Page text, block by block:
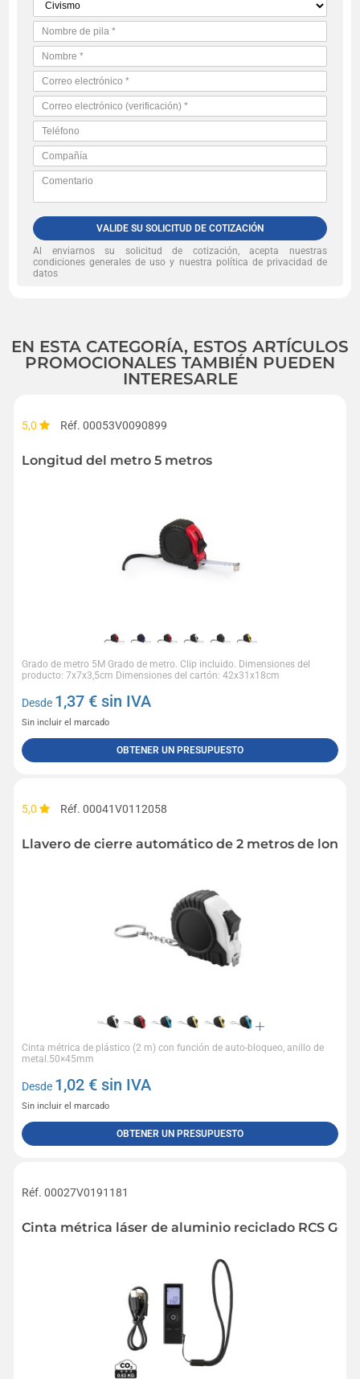
VALIDE SU SOLICITUD DE COTIZACIÓN
Al enviarnos su solicitud de cotización, acepta nuestras
condiciones generales de uso y nuestra política de privacidad de
datos
EN ESTA CATEGORÍA, ESTOS ARTÍCULOS
PROMOCIONALES TAMBIÉN PUEDEN
INTERESARLE
5,0 Réf. 00053V0090899
Longitud del metro 5 metros
Grado de metro 5M Grado de metro. Clip incluido. Dimensiones del
producto: 7x7x3,5cm Dimensiones del cartón: 42x31x18cm
Desde 1,37 € sin IVA
Sin incluir el marcado
OBTENER UN PRESUPUESTO
5,0 Réf. 00041V0112058
Llavero de cierre automático de 2 metros de
Cinta métrica de plástico (2 m) con función de auto-bloqueo, anillo de
metal.50×45mm
Desde 1,02 € sin IVA
Sin incluir el marcado
OBTENER UN PRESUPUESTO
Réf. 00027V0191181
Cinta métrica láser de aluminio reciclado RCS